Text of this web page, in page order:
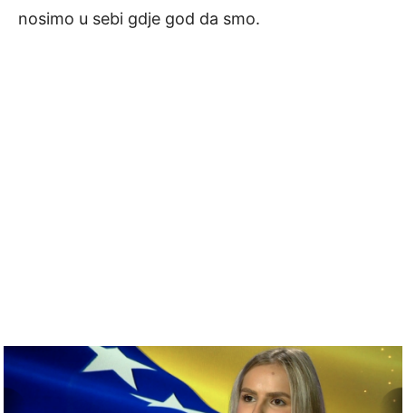
nosimo u sebi gdje god da smo.